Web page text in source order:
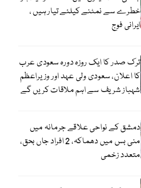
خطرے سے نمٹنے کیلئے تیار ہیں ،
ایرانی فوج
ترک صدر کا ایک روزہ دورہ سعودی عرب
کا اعلان، سعودی ولی عہد اور وزیراعظم
شہباز شریف سے اہم ملاقات کریں گے
دمشق کے نواحی علاقے جرمانہ میں
منی بس میں دھماکہ، 2 افراد جاں بحق،
متعدد زخمی